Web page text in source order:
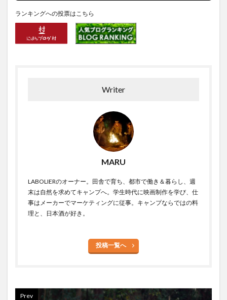
ランキングへの投票はこちら
Writer
MARU
LABOLIERのオーナー。田舎で育ち、都市で働き＆暮らし、週
末は自然を求めてキャンプへ。学生時代に映画制作を学び、仕
事はメーカーでマーケティングに従事。キャンプならではの料
理と、日本酒が好き。
投稿一覧へ
Prev